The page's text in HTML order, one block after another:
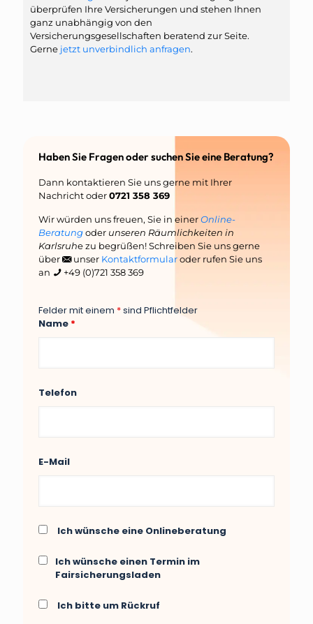
überprüfen Ihre Versicherungen und stehen Ihnen
ganz unabhängig von den
Versicherungsgesellschaften beratend zur Seite.
Gerne jetzt unverbindlich anfragen.
Haben Sie Fragen oder suchen Sie eine Beratung?
Dann kontaktieren Sie uns gerne mit Ihrer
Nachricht oder0721 358 369
Wir würden uns freuen, Sie in einerOnline-
Beratungoder unseren Räumlichkeiten in
Karlsruhe zu begrüßen! Schreiben Sie uns gerne
über
unser Kontaktformularoder rufen Sie uns
an
+49 (0)721 358 369
Felder mit einem *sind Pflichtfelder
Name *
Telefon
E-Mail
Ich wünsche eine Onlineberatung
Ich wünsche einen Termin im
Fairsicherungsladen
Ich bitte um Rückruf